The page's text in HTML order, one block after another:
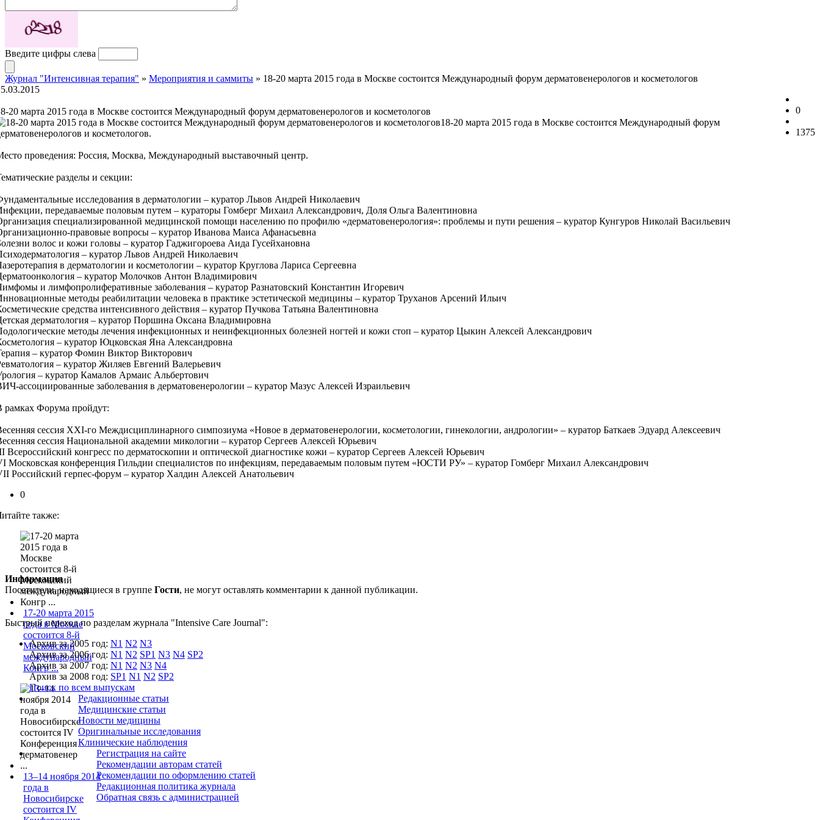
Введите цифры слева
Журнал "Интенсивная терапия" » Мероприятия и саммиты » 18-20 марта 2015 года в Москве состоится Международный форум дерматовенерологов и косметологов
0
1375
20 марта 2015 года в Москве состоится Международный форум дерматовенерологов и косметологов
18-20 марта 2015 года в Москве состоится Международный форум
и косметологов.
проведения: Россия, Москва, Международный выставочный центр.
разделы и секции:
исследования в дерматологии – куратор Львов Андрей Николаевич
передаваемые половым путем – кураторы Гомберг Михаил Александрович, Доля Ольга Валентиновна
специализированной медицинской помощи населению по профилю «дерматовенерология»: проблемы и пути решения – куратор Кунгуров Николай Васильевич
правовые вопросы – куратор Иванова Маиса Афанасьевна
волос и кожи головы – куратор Гаджигороева Аида Гусейхановна
– куратор Львов Андрей Николаевич
в дерматологии и косметологии – куратор Круглова Лариса Сергеевна
– куратор Молочков Антон Владимирович
и лимфопролиферативные заболевания – куратор Разнатовский Константин Игоревич
методы реабилитации человека в практике эстетической медицины – куратор Труханов Арсений Ильич
средства интенсивного действия – куратор Пучкова Татьяна Валентиновна
дерматология – куратор Поршина Оксана Владимировна
методы лечения инфекционных и неинфекционных болезней ногтей и кожи стоп – куратор Цыкин Алексей Александрович
– куратор Юцковская Яна Александровна
– куратор Фомин Виктор Викторович
– куратор Жиляев Евгений Валерьевич
– куратор Камалов Армаис Альбертович
ассоциированные заболевания в дерматовенерологии – куратор Мазус Алексей Израильевич
рамках Форума пройдут:
сессия XXI-го Междисциплинарного симпозиума «Новое в дерматовенерологии, косметологии, гинекологии, андрологии» – куратор Баткаев Эдуард Алексеевич
сессия Национальной академии микологии – куратор Сергеев Алексей Юрьевич
Всероссийский конгресс по дерматоскопии и оптической диагностике кожи – куратор Сергеев Алексей Юрьевич
Московская конференция Гильдии специалистов по инфекциям, передаваемым половым путем «ЮСТИ РУ» – куратор Гомберг Михаил Александрович
Российский герпес-форум – куратор Халдин Алексей Анатольевич
0
также:
17-20 марта 2015
года в Москве
состоится 8-й
Московский
международный
Конгр ...
13–14 ноября 2014
года в
Новосибирске
состоится IV
Информация
Посетители, находящиеся в группе Гости, не могут оставлять комментарии к данной публикации.
Быстрый переход по разделам журнала "Intensive Care Journal":
Архив за 2005 год: N1 N2 N3
Архив за 2006 год: N1 N2 SP1 N3 N4 SP2
Архив за 2007 год: N1 N2 N3 N4
Архив за 2008 год: SP1 N1 N2 SP2
Поиск по всем выпускам
Редакционные статьи
Медицинские статьи
Новости медицины
Оригинальные исследования
Клинические наблюдения
Регистрация на сайте
Рекомендации авторам статей
Рекомендации по оформлению статей
Редакционная политика журнала
Обратная связь с администрацией